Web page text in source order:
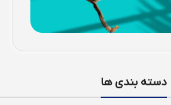
دسته بندی ها